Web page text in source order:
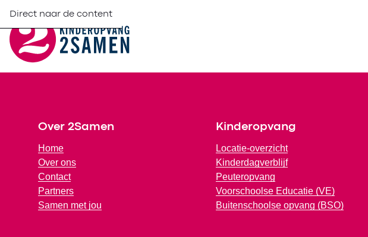
Direct naar de content
Over 2Samen
Home
Over ons
Contact
Partners
Samen met jou
Kinderopvang
Locatie-overzicht
Kinderdagverblijf
Peuteropvang
Voorschoolse Educatie (VE)
Buitenschoolse opvang (BSO)